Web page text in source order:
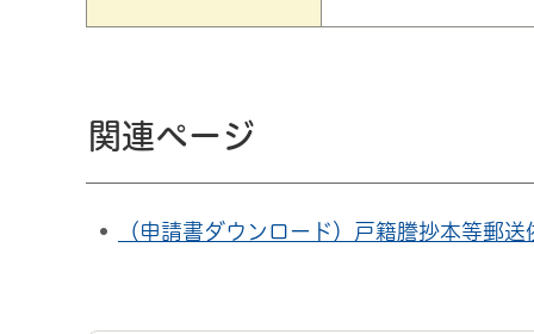
関連ページ
（申請書ダウンロード）戸籍謄抄本等郵送